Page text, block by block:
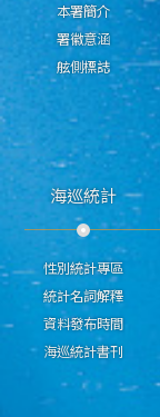
本署簡介
署徽意涵
舷側標誌
海巡統計
性別統計專區
統計名詞解釋
資料發布時間
海巡統計書刊